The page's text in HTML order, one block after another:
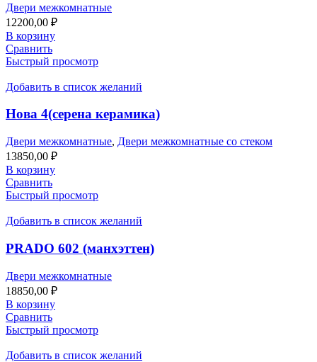
Двери межкомнатные
12200,00 ₽
В корзину
Сравнить
Быстрый просмотр
Добавить в список желаний
Нова 4(серена керамика)
Двери межкомнатные, Двери межкомнатные со стеком
13850,00 ₽
В корзину
Сравнить
Быстрый просмотр
Добавить в список желаний
PRADO 602 (манхэттен)
Двери межкомнатные
18850,00 ₽
В корзину
Сравнить
Быстрый просмотр
Добавить в список желаний